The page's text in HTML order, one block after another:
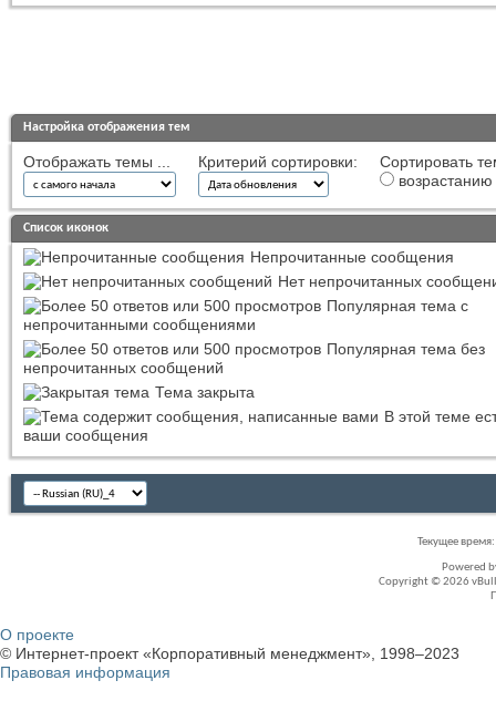
Настройка отображения тем
Отображать темы ... Критерий сортировки:
Сортировать
возрастанию
Список иконок
Непрочитанные сообщения
Нет непрочитанных
Популярная тема с
непрочитанными сообщениями
Популярная тема без
непрочитанных сообщений
Тема закрыта
В этой теме
ваши сообщения
Текущее время:
Powered
Copyright © 2026
О проекте
© Интернет-проект «Корпоративный менеджмент», 1998–2023
Правовая информация